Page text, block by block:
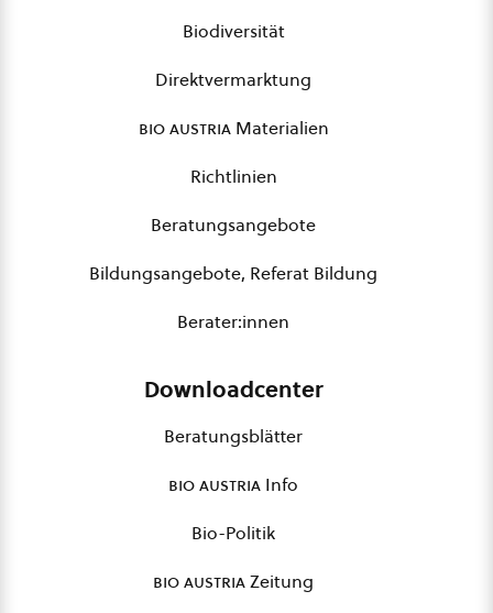
Biodiversität
Direktvermarktung
bio austriaMaterialien
Richtlinien
Beratungsangebote
Bildungsangebote, Referat Bildung
Berater:innen
Downloadcenter
Beratungsblätter
bio austria Info
Bio-Politik
bio austriaZeitung